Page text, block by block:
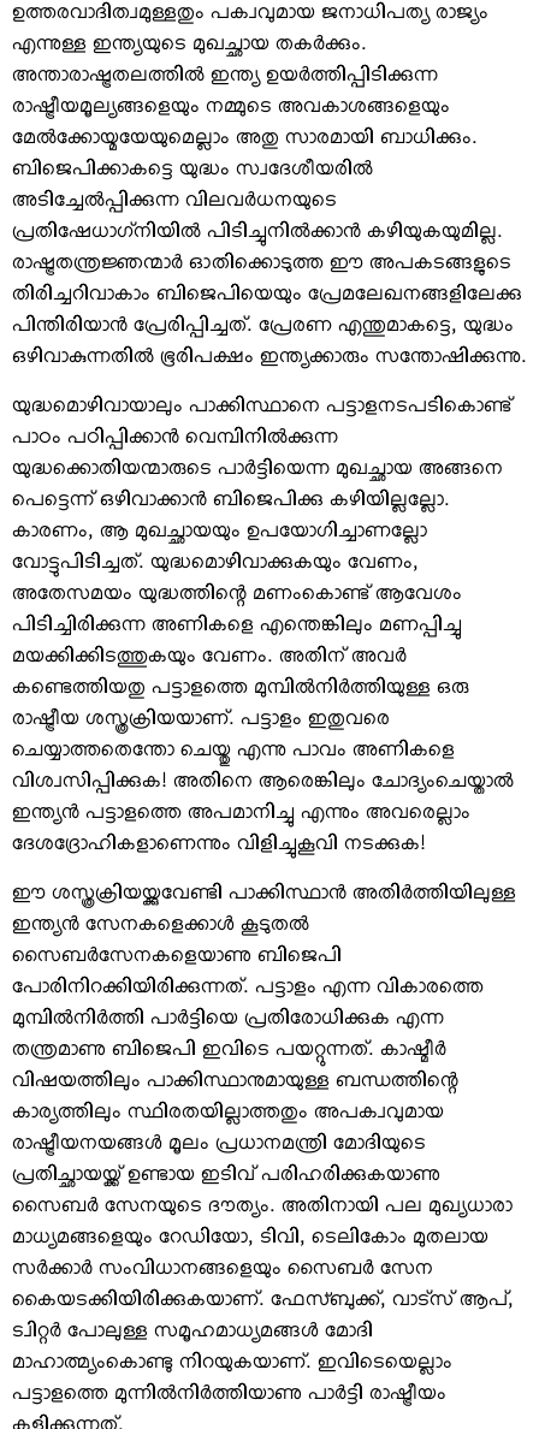
ഉത്തരവാദിത്വമുള്ളതും പക്വവുമായ ജനാധിപത്യ രാജ്യം
എന്നുള്ള ഇന്ത്യയുടെ മുഖച്ഛായ തകര്‍ക്കും.
അന്താരാഷ്ട്രതലത്തില്‍ ഇന്ത്യ ഉയര്‍ത്തിപ്പിടിക്കുന്ന
രാഷ്ട്രീയമൂല്യങ്ങളെയും നമ്മുടെ അവകാശങ്ങളെയും
മേല്‍ക്കോയ്മയേയുമെല്ലാം അതു സാരമായി ബാധിക്കും.
ബിജെപിക്കാകട്ടെ യുദ്ധം സ്വദേശീയരില്‍
അടിച്ചേല്‍പ്പിക്കുന്ന വിലവര്‍ധനയുടെ
പ്രതിഷേധാഗ്‌നിയില്‍ പിടിച്ചുനില്‍ക്കാന്‍ കഴിയുകയുമില്ല.
രാഷ്ട്രതന്ത്രജ്ഞന്മാര്‍ ഓതിക്കൊടുത്ത ഈ അപകടങ്ങളുടെ
തിരിച്ചറിവാകാം ബിജെപിയെയും പ്രേമലേഖനങ്ങളിലേക്കു
പിന്തിരിയാന്‍ പ്രേരിപ്പിച്ചത്. പ്രേരണ എന്തുമാകട്ടെ, യുദ്ധം
ഒഴിവാകുന്നതില്‍ ഭൂരിപക്ഷം ഇന്ത്യക്കാരും സന്തോഷിക്കുന്നു.
യുദ്ധമൊഴിവായാലും പാക്കിസ്ഥാനെ പട്ടാളനടപടികൊണ്ട്
പാഠം പഠിപ്പിക്കാന്‍ വെമ്പിനില്‍ക്കുന്ന
യുദ്ധക്കൊതിയന്മാരുടെ പാര്‍ട്ടിയെന്ന മുഖച്ഛായ അങ്ങനെ
പെട്ടെന്ന് ഒഴിവാക്കാന്‍ ബിജെപിക്കു കഴിയില്ലല്ലോ.
കാരണം, ആ മുഖച്ഛായയും ഉപയോഗിച്ചാണല്ലോ
വോട്ടുപിടിച്ചത്. യുദ്ധമൊഴിവാക്കുകയും വേണം,
അതേസമയം യുദ്ധത്തിന്റെ മണംകൊണ്ട് ആവേശം
പിടിച്ചിരിക്കുന്ന അണികളെ എന്തെങ്കിലും മണപ്പിച്ചു
മയക്കിക്കിടത്തുകയും വേണം. അതിന് അവര്‍
കണ്ടെത്തിയതു പട്ടാളത്തെ മുമ്പില്‍നിര്‍ത്തിയുള്ള ഒരു
രാഷ്ട്രീയ ശസ്ത്രക്രിയയാണ്. പട്ടാളം ഇതുവരെ
ചെയ്യാത്തതെന്തോ ചെയ്തു എന്നു പാവം അണികളെ
വിശ്വസിപ്പിക്കുക! അതിനെ ആരെങ്കിലും ചോദ്യംചെയ്താല്‍
ഇന്ത്യന്‍ പട്ടാളത്തെ അപമാനിച്ചു എന്നും അവരെല്ലാം
ദേശദ്രോഹികളാണെന്നും വിളിച്ചുകൂവി നടക്കുക!
ഈ ശസ്ത്രക്രിയയ്ക്കുവേണ്ടി പാക്കിസ്ഥാന്‍ അതിര്‍ത്തിയിലുള്ള
ഇന്ത്യന്‍ സേനകളെക്കാള്‍ കൂടുതല്‍
സൈബര്‍സേനകളെയാണു ബിജെപി
പോരിനിറക്കിയിരിക്കുന്നത്. പട്ടാളം എന്ന വികാരത്തെ
മുമ്പില്‍നിര്‍ത്തി പാര്‍ട്ടിയെ പ്രതിരോധിക്കുക എന്ന
തന്ത്രമാണു ബിജെപി ഇവിടെ പയറ്റുന്നത്. കാഷ്മീര്‍
വിഷയത്തിലും പാക്കിസ്ഥാനുമായുള്ള ബന്ധത്തിന്റെ
കാര്യത്തിലും സ്ഥിരതയില്ലാത്തതും അപക്വവുമായ
രാഷ്ട്രീയനയങ്ങള്‍ മൂലം പ്രധാനമന്ത്രി മോദിയുടെ
പ്രതിച്ഛായയ്ക്ക് ഉണ്ടായ ഇടിവ് പരിഹരിക്കുകയാണു
സൈബര്‍ സേനയുടെ ദൗത്യം. അതിനായി പല മുഖ്യധാരാ
മാധ്യമങ്ങളെയും റേഡിയോ, ടിവി, ടെലികോം മുതലായ
സര്‍ക്കാര്‍ സംവിധാനങ്ങളെയും സൈബര്‍ സേന
കൈയടക്കിയിരിക്കുകയാണ്. ഫേസ്ബുക്ക്, വാട്‌സ് ആപ്,
ട്വിറ്റര്‍ പോലുള്ള സമൂഹമാധ്യമങ്ങള്‍ മോദി
മാഹാത്മ്യംകൊണ്ടു നിറയുകയാണ്. ഇവിടെയെല്ലാം
പട്ടാളത്തെ മുന്നില്‍നിര്‍ത്തിയാണു പാര്‍ട്ടി രാഷ്ട്രീയം